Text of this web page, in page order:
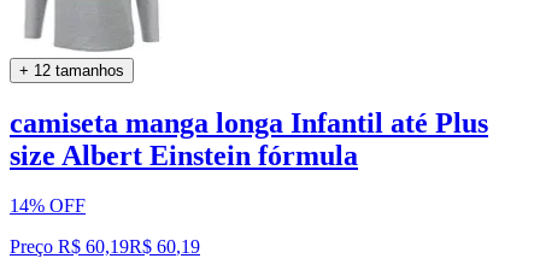
+ 12 tamanhos
camiseta manga longa Infantil até Plus
size Albert Einstein fórmula
14% OFF
Preço R$ 60,19R$ 60,19